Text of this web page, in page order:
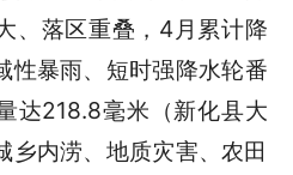
、落区重叠， 4月累计降
性暴雨、短时强降水轮番
达218.8毫米（新化县大
乡内涝、地质灾害、农田